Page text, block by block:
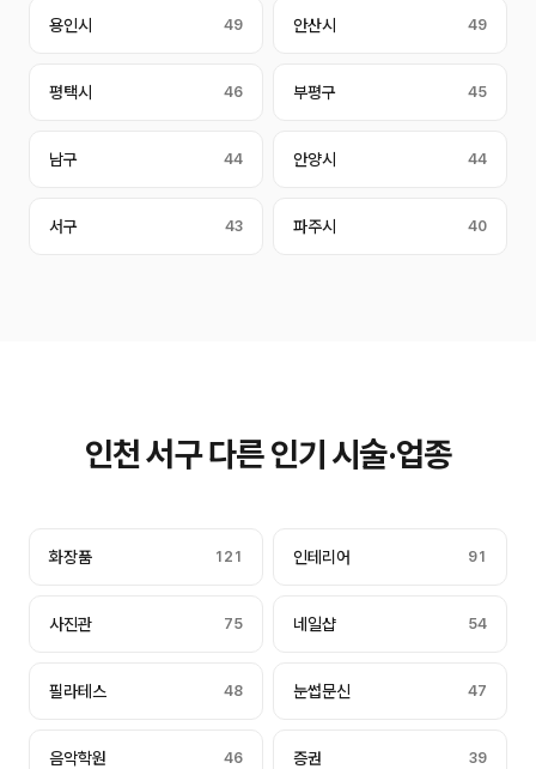
용인시 49 안산시 49
평택시 46 부평구 45
남구 44 안양시 44
서구 43 파주시 40
인천 서구 다른 인기 시술·업종
화장품 121 인테리어 91
사진관 75 네일샵 54
필라테스 48 눈썹문신 47
음악학원 46 증권 39